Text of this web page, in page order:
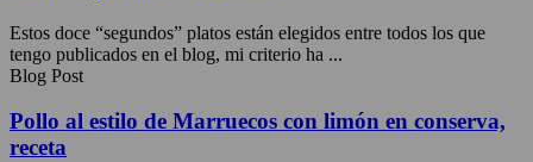
Estos doce “segundos” platos están elegidos entre todos los que
tengo publicados en el blog, mi criterio ha ...
Blog Post
Pollo al estilo de Marruecos con limón en conserva,
receta